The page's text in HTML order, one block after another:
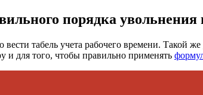
порядка увольнения
табель учета рабочего времени. Такой
и для того, чтобы правильно применять